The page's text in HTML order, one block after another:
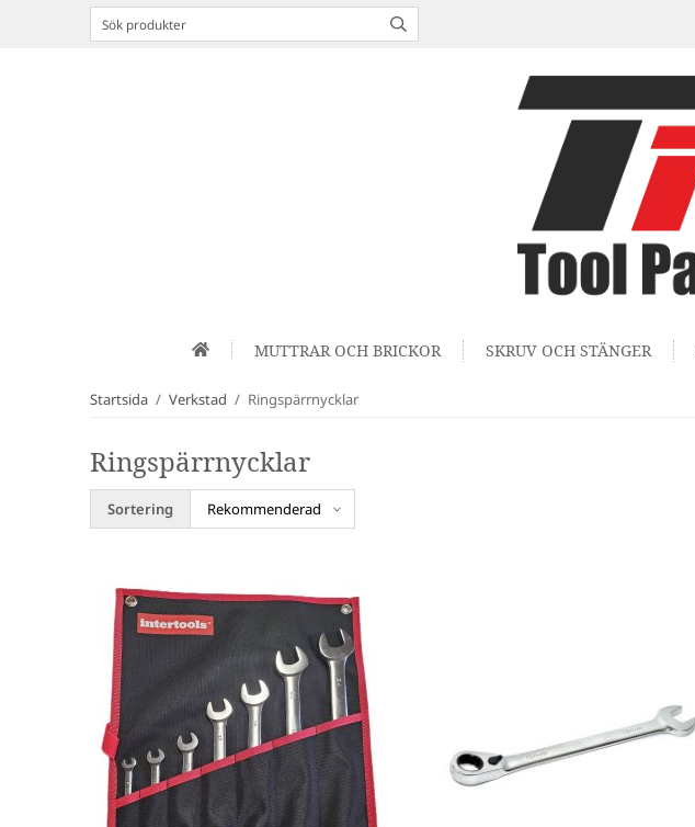
MUTTRAR OCH BRICKOR SKRUV OCH STÄNGER
Startsida / Verkstad / Ringspärrnycklar
Ringspärrnycklar
Sortering